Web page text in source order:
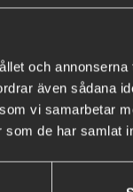
och
även sådana
vi samarbetar
de har samlat